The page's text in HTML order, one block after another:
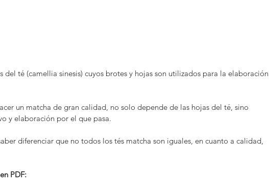
del té (camellia sinesis) cuyos brotes y hojas son utilizados para la elaboración
un matcha de gran calidad, no solo depende de las hojas del té, sino
y elaboración por el que pasa.
diferenciar que no todos los tés matcha son iguales, en cuanto a calidad,
PDF: